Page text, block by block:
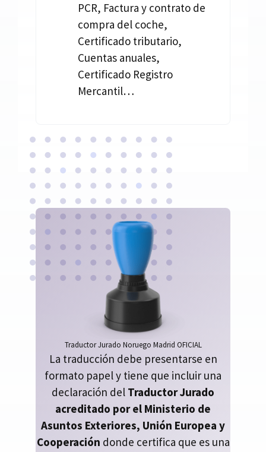
PCR, Factura y contrato de
compra del coche,
Certificado tributario,
Cuentas anuales,
Certificado Registro
Mercantil…
Traductor Jurado Noruego Madrid OFICIAL
La traducción debe presentarse en
formato papel y tiene que incluir una
declaración del Traductor Jurado
acreditado por el Ministerio de
Asuntos Exteriores, Unión Europea y
Cooperación donde certifica que es una